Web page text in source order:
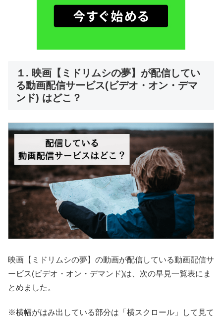
１. 映画【ミドリムシの夢】が配信してい
る動画配信サービス(ビデオ・オン・デマ
ンド) はどこ？
映画【ミドリムシの夢】の動画が配信している動画配信サ
ービス(ビデオ・オン・デマンド)は、次の早見一覧表にま
とめました。
※横幅がはみ出している部分は「横スクロール」して見て